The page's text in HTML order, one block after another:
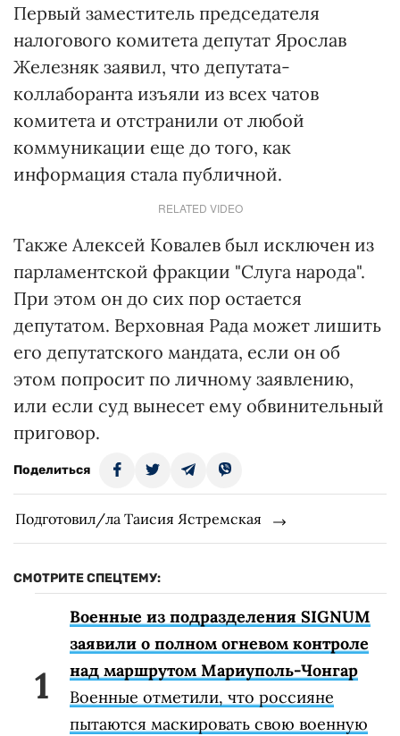
Первый заместитель председателя
налогового комитета депутат Ярослав
Железняк заявил, что депутата-
коллаборанта изъяли из всех чатов
комитета и отстранили от любой
коммуникации еще до того, как
информация стала публичной.
RELATED VIDEO
Также Алексей Ковалев был исключен из
парламентской фракции "Слуга народа".
При этом он до сих пор остается
депутатом. Верховная Рада может лишить
его депутатского мандата, если он об
этом попросит по личному заявлению,
или если суд вынесет ему обвинительный
приговор.
Поделиться
Подготовил/ла Таисия Ястремская
СМОТРИТЕ СПЕЦТЕМУ:
Военные из подразделения SIGNUM
заявили о полном огневом контроле
над маршрутом Мариуполь-Чонгар
Военные отметили, что россияне
пытаются маскировать свою военную